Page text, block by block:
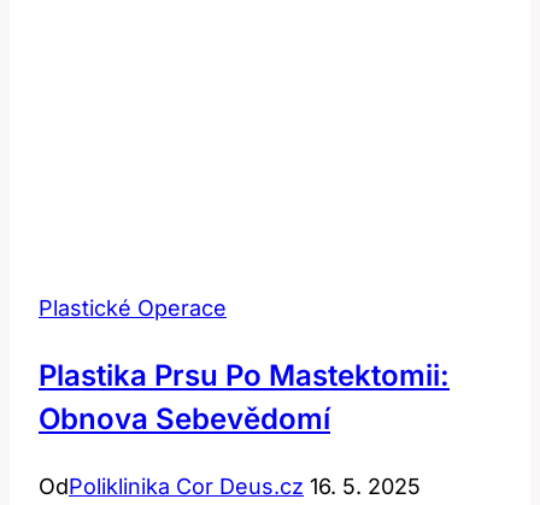
Plastické Operace
Plastika Prsu Po Mastektomii:
Obnova Sebevědomí
OdPoliklinika Cor Deus.cz 16. 5. 2025